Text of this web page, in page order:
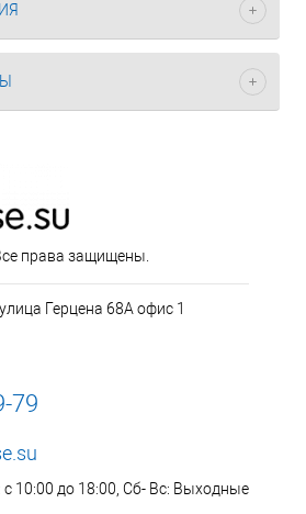
права защищены.
Герцена 68А офис 1
79
10:00 до 18:00, Сб- Вс: Выходные